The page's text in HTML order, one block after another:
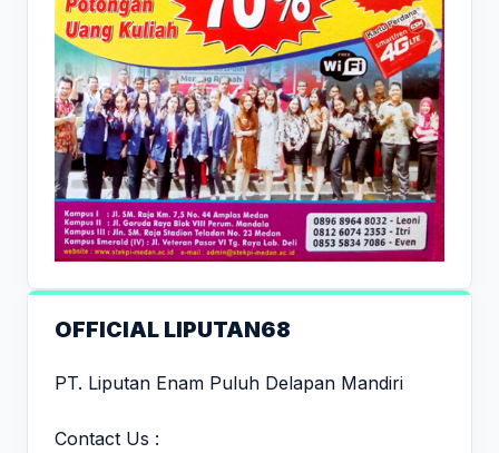
OFFICIAL LIPUTAN68
PT. Liputan Enam Puluh Delapan Mandiri
Contact Us :